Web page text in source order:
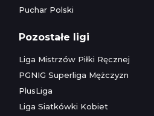
Puchar Polski
Pozostałe ligi
Liga Mistrzów Piłki Ręcznej
PGNIG Superliga Mężczyzn
PlusLiga
Liga Siatkówki Kobiet